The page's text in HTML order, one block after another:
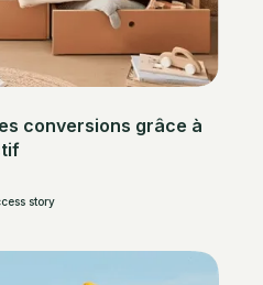
conversions grâce à
story